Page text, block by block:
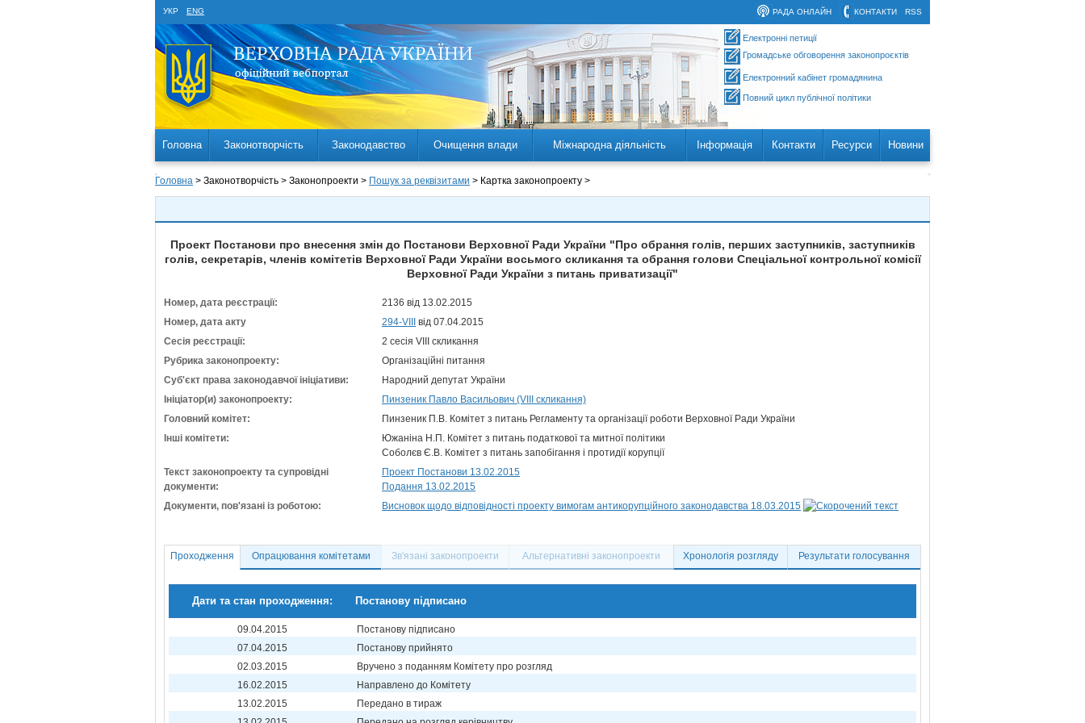
УКР ENG RSS
КОНТАКТИ
РАДА ОНЛАЙН
Електронні петиції
Громадське обговорення законопроєктів
Електронний кабінет громадянина
Повний цикл публічної політики
Головна Законотворчість Законодавство Очищення влади Міжнародна діяльність Інформація Контакти Ресурси Новини
Головна > Законотворчість > Законопроекти > Пошук за реквізитами > Картка законопроекту >
Проект Постанови про внесення змін до Постанови Верховної Ради України "Про обрання голів, перших заступників, заступників
голів, секретарів, членів комітетів Верховної Ради України восьмого скликання та обрання голови Спеціальної контрольної комісії
Верховної Ради України з питань приватизації"
Номер, дата реєстрації:
2136 від 13.02.2015
Номер, дата акту
294-VIII
від 07.04.2015
Сесія реєстрації:
2 сесія VIII скликання
Рубрика законопроекту:
Організаційні питання
Суб'єкт права законодавчої ініціативи:
Народний депутат України
Ініціатор(и) законопроекту:
Пинзеник Павло Васильович (VIII скликання)
Головний комітет:
Пинзеник П.В. Комітет з питань Регламенту та організації роботи Верховної Ради України
Інші комітети:
Южаніна Н.П. Комітет з питань податкової та митної політики
Соболєв Є.В. Комітет з питань запобігання і протидії корупції
Текст законопроекту та супровідні
документи:
Проект Постанови 13.02.2015
Подання 13.02.2015
Документи, пов'язані із роботою:
Висновок щодо відповідності проекту вимогам антикорупційного законодавства 18.03.2015
Проходження Опрацювання комітетами Зв'язані законопроекти Альтернативні законопроекти Хронологія розгляду Результати голосування
Дати та стан проходження: Постанову підписано
09.04.2015
Постанову підписано
07.04.2015
Постанову прийнято
02.03.2015
Вручено з поданням Комітету про розгляд
16.02.2015
Направлено до Комітету
13.02.2015
Передано в тираж